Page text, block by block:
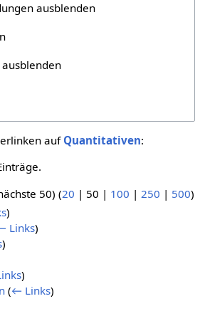
ausblenden
auf Quantitativen:
50) (20 | 50 | 100 | 250 | 500)
)
Links)
)
)
(← Links)